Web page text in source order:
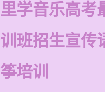
学音乐高考
班招生宣传
培训